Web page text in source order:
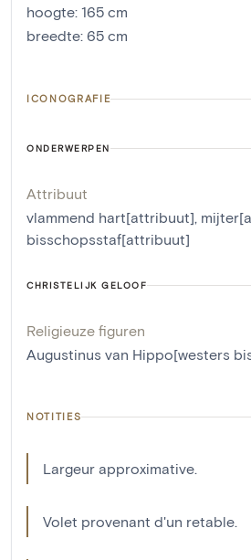
hoogte: 165 cm
breedte: 65 cm
ICONOGRAFIE
ONDERWERPEN
Attribuut
vlammend hart[attribuut],
bisschopsstaf[attribuut]
CHRISTELIJK GELOOF
Religieuze figuren
Augustinus van Hippo[westers
NOTITIES
Largeur approximative.
Volet provenant d'un retable.